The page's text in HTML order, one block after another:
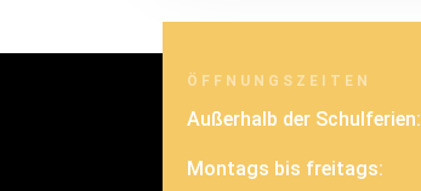
ÖFFNUNGSZEITEN
Außerhalb der Schulferien:
Montags bis freitags: